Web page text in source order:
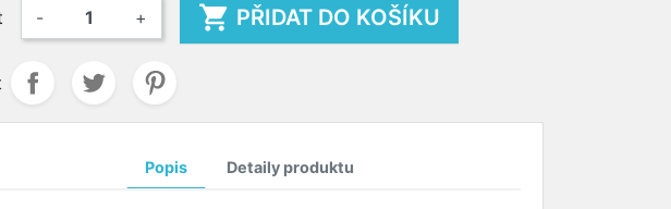
- +  PŘIDAT DO KOŠÍKU
Popis Detaily produktu